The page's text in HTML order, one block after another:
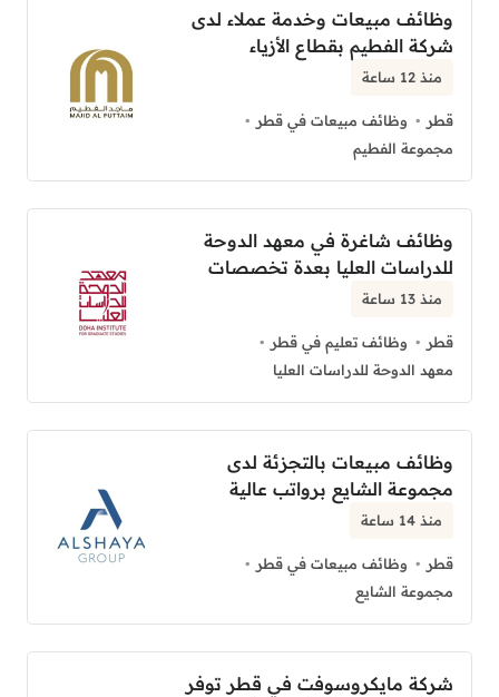
وظائف مبيعات وخدمة عملاء لدى
شركة الفطيم بقطاع الأزياء
منذ 12 ساعة
قطر
وظائف مبيعات في قطر
مجموعة الفطيم
وظائف شاغرة في معهد الدوحة
للدراسات العليا بعدة تخصصات
منذ 13 ساعة
قطر
وظائف تعليم في قطر
معهد الدوحة للدراسات العليا
وظائف مبيعات بالتجزئة لدى
مجموعة الشايع برواتب عالية
منذ 14 ساعة
قطر
وظائف مبيعات في قطر
مجموعة الشايع
شركة مايكروسوفت في قطر توفر